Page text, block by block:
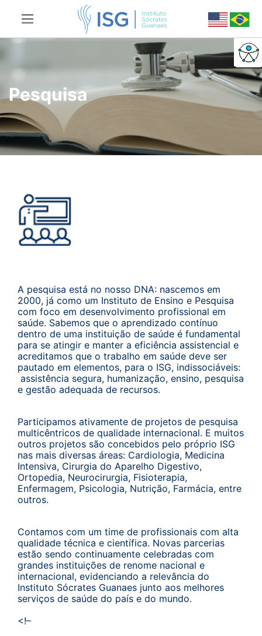
Pesquisa
A pesquisa está no nosso DNA: nascemos em
2000, já como um Instituto de Ensino e Pesquisa
com foco em desenvolvimento profissional em
saúde. Sabemos que o aprendizado contínuo
dentro de uma instituição de saúde é fundamental
para se atingir e manter a eficiência assistencial e
acreditamos que o trabalho em saúde deve ser
pautado em elementos, para o ISG, indissociáveis:
assistência segura, humanização, ensino, pesquisa
e gestão adequada de recursos.
Participamos ativamente de projetos de pesquisa
multicêntricos de qualidade internacional. E muitos
outros projetos são concebidos pelo próprio ISG
nas mais diversas áreas: Cardiologia, Medicina
Intensiva, Cirurgia do Aparelho Digestivo,
Ortopedia, Neurocirurgia, Fisioterapia,
Enfermagem, Psicologia, Nutrição, Farmácia, entre
outros.
Contamos com um time de profissionais com alta
qualidade técnica e científica. Novas parcerias
estão sendo continuamente celebradas com
grandes instituições de renome nacional e
internacional, evidenciando a relevância do
Instituto Sócrates Guanaes junto aos melhores
serviços de saúde do país e do mundo.
<!–